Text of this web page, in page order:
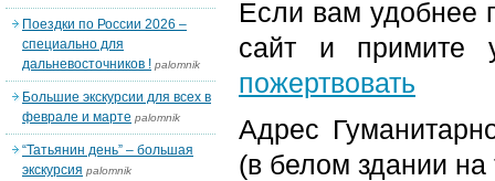
Если вам удобнее
сайт и примите
пожертвовать
Адрес
(в белом здании на
Поездки по России 2026 –
специально для
дальневосточников ! palomnik
Большие экскурсии для всех в
феврале и марте palomnik
“Татьянин день” – большая
экскурсия palomnik